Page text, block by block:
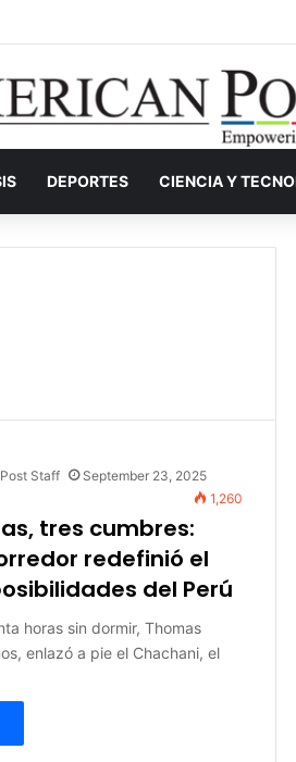
la guerra secreta por la verdad, el
DEPORTES CIENCIA Y
Staff
September 23, 2025
1,260
tres cumbres:
redefinió el
del Perú
horas sin dormir, Thomas
enlazó a pie el Chachani, el